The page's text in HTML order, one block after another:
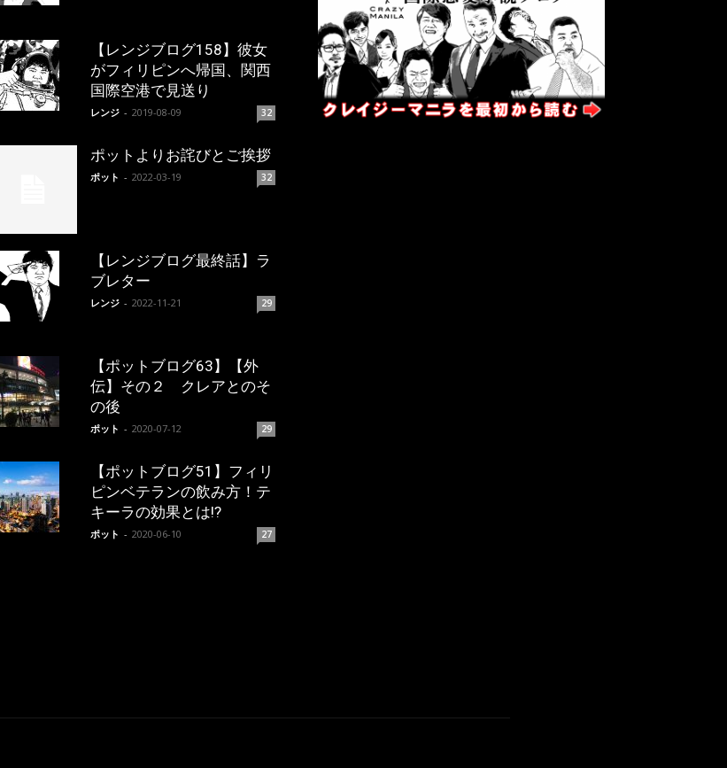
【レンジブログ158】彼女
がフィリピンへ帰国、関西
国際空港で見送り
レンジ - 2019-08-09 32
ポットよりお詫びとご挨拶
ポット - 2022-03-19 32
【レンジブログ最終話】ラ
ブレター
レンジ - 2022-11-21 29
【ポットブログ63】【外
伝】その２ クレアとのそ
の後
ポット - 2020-07-12 29
【ポットブログ51】フィリ
ピンベテランの飲み方！テ
キーラの効果とは!?
ポット - 2020-06-10 27